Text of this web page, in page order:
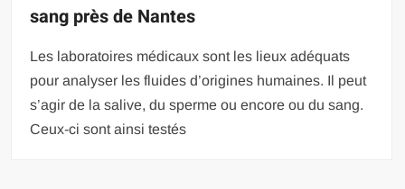
sang près de Nantes
Les laboratoires médicaux sont les lieux adéquats
pour analyser les fluides d’origines humaines. Il peut
s’agir de la salive, du sperme ou encore ou du sang.
Ceux-ci sont ainsi testés